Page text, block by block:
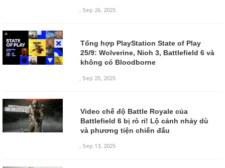
, Sep 26, 2025
Tổng hợp PlayStation State of Play
25/9: Wolverine, Nioh 3, Battlefield 6 và
không có Bloodborne
Sep 25, 2025
Video chế độ Battle Royale của
Battlefield 6 bị rò rỉ! Lộ cảnh nhảy dù
và phương tiện chiến đấu
, Sep 13, 2025